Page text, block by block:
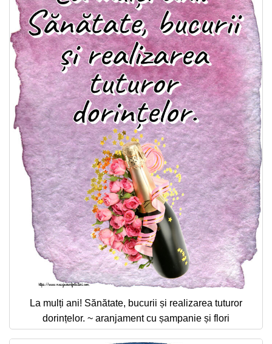
La mulți ani! Sănătate, bucurii și realizarea tuturor
dorințelor. ~ aranjament cu șampanie și flori